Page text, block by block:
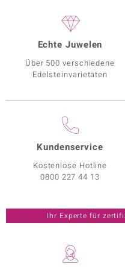
Echte Juwelen
Über 500 verschiedene
Edelsteinvarietäten
Kundenservice
Kostenlose Hotline
0800 227 44 13
Ihr Experte für